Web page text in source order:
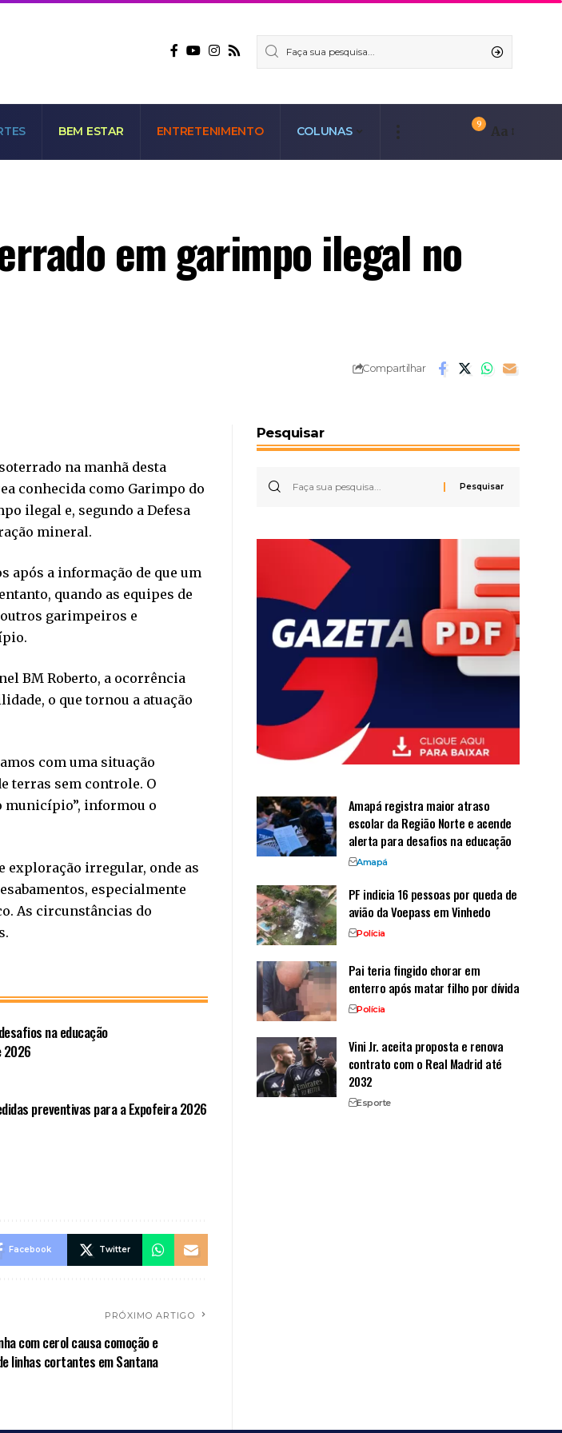
BEM ESTAR ENTRETENIMENTO COLUNAS
9 Aa
em garimpo ilegal no
Compartilhar
na manhã desta
conhecida como Garimpo do
ilegal e, segundo a Defesa
mineral.
após a informação de que um
quando as equipes de
garimpeiros e
BM Roberto, a ocorrência
o que tornou a atuação
com uma situação
terras sem controle. O
município”, informou o
exploração irregular, onde as
especialmente
As circunstâncias do
na educação
2026
preventivas para a Expofeira 2026
Facebook Twitter
PRÓXIMO ARTIGO
com cerol causa comoção e
linhas cortantes em Santana
Pesquisar
Amapá registra maior atraso
escolar da Região Norte e acende
alerta para desafios na educação
Amapá
PF indicia 16 pessoas por queda de
avião da Voepass em Vinhedo
Polícia
Pai teria fingido chorar em
enterro após matar filho por dívida
Polícia
Vini Jr. aceita proposta e renova
contrato com o Real Madrid até
2032
Esporte